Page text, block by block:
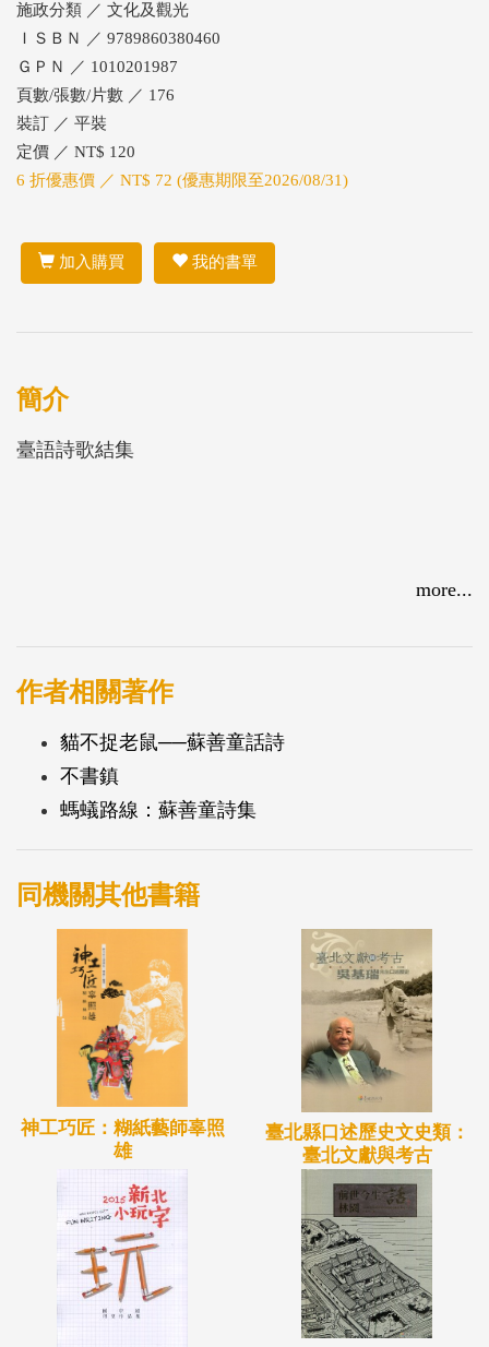
施政分類 ／ 文化及觀光
ＩＳＢＮ ／ 9789860380460
ＧＰＮ ／ 1010201987
頁數/張數/片數 ／ 176
裝訂 ／ 平裝
定價 ／ NT$ 120
6 折優惠價 ／ NT$ 72 (優惠期限至2026/08/31)
加入購買 我的書單
簡介
臺語詩歌結集
more...
作者相關著作
貓不捉老鼠──蘇善童話詩
不書鎮
螞蟻路線：蘇善童詩集
同機關其他書籍
神工巧匠：糊紙藝師辜照
雄
臺北縣口述歷史文史類：
臺北文獻與考古